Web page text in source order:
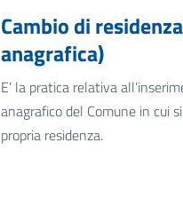
Cambio di
anagrafica)
E’ la pratica relativa
anagrafico del Comune in cui
propria residenza.